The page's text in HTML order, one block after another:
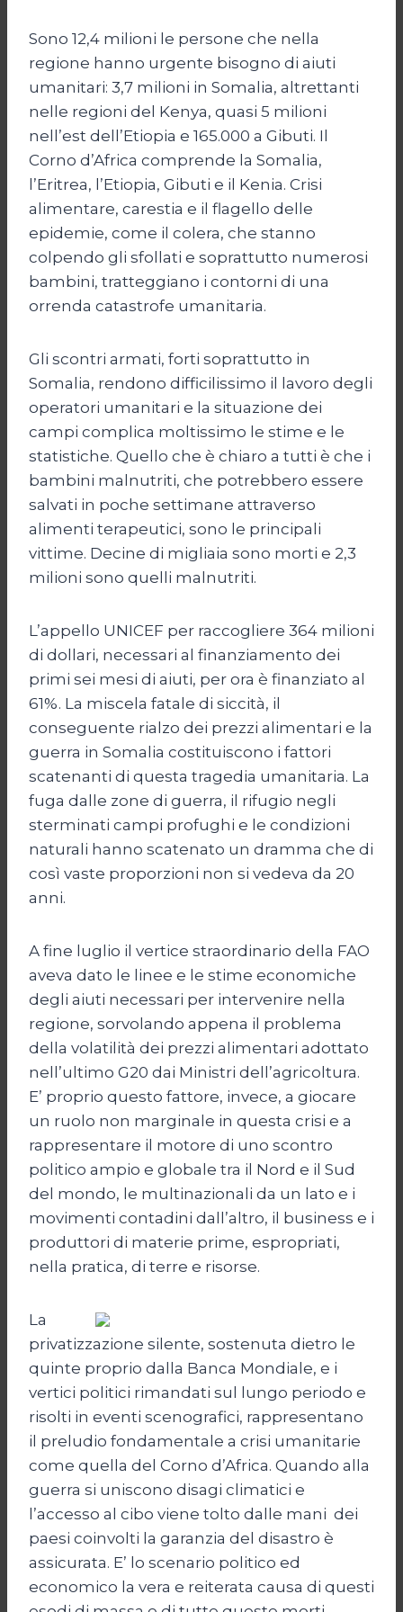
Sono 12,4 milioni le persone che nella
regione hanno urgente bisogno di aiuti
umanitari: 3,7 milioni in Somalia, altrettanti
nelle regioni del Kenya, quasi 5 milioni
nell’est dell’Etiopia e 165.000 a Gibuti. Il
Corno d’Africa comprende la Somalia,
l’Eritrea, l’Etiopia, Gibuti e il Kenia. Crisi
alimentare, carestia e il flagello delle
epidemie, come il colera, che stanno
colpendo gli sfollati e soprattutto numerosi
bambini, tratteggiano i contorni di una
orrenda catastrofe umanitaria.
Gli scontri armati, forti soprattutto in
Somalia, rendono difficilissimo il lavoro degli
operatori umanitari e la situazione dei
campi complica moltissimo le stime e le
statistiche. Quello che è chiaro a tutti è che i
bambini malnutriti, che potrebbero essere
salvati in poche settimane attraverso
alimenti terapeutici, sono le principali
vittime. Decine di migliaia sono morti e 2,3
milioni sono quelli malnutriti.
L’appello UNICEF per raccogliere 364 milioni
di dollari, necessari al finanziamento dei
primi sei mesi di aiuti, per ora è finanziato al
61%. La miscela fatale di siccità, il
conseguente rialzo dei prezzi alimentari e la
guerra in Somalia costituiscono i fattori
scatenanti di questa tragedia umanitaria. La
fuga dalle zone di guerra, il rifugio negli
sterminati campi profughi e le condizioni
naturali hanno scatenato un dramma che di
così vaste proporzioni non si vedeva da 20
anni.
A fine luglio il vertice straordinario della FAO
aveva dato le linee e le stime economiche
degli aiuti necessari per intervenire nella
regione, sorvolando appena il problema
della volatilità dei prezzi alimentari adottato
nell’ultimo G20 dai Ministri dell’agricoltura.
E’ proprio questo fattore, invece, a giocare
un ruolo non marginale in questa crisi e a
rappresentare il motore di uno scontro
politico ampio e globale tra il Nord e il Sud
del mondo, le multinazionali da un lato e i
movimenti contadini dall’altro, il business e i
produttori di materie prime, espropriati,
nella pratica, di terre e risorse.
La
privatizzazione silente, sostenuta dietro le
quinte proprio dalla Banca Mondiale, e i
vertici politici rimandati sul lungo periodo e
risolti in eventi scenografici, rappresentano
il preludio fondamentale a crisi umanitarie
come quella del Corno d’Africa. Quando alla
guerra si uniscono disagi climatici e
l’accesso al cibo viene tolto dalle mani dei
paesi coinvolti la garanzia del disastro è
assicurata. E’ lo scenario politico ed
economico la vera e reiterata causa di questi